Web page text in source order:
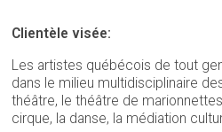
Clientèle visée:
Les artistes québécois de tout
dans le milieu multidisciplinaire
théâtre, le théâtre de
cirque, la danse, la médiation